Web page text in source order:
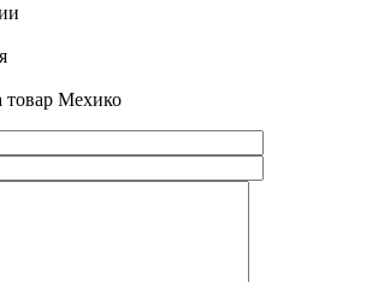
товар Мехико